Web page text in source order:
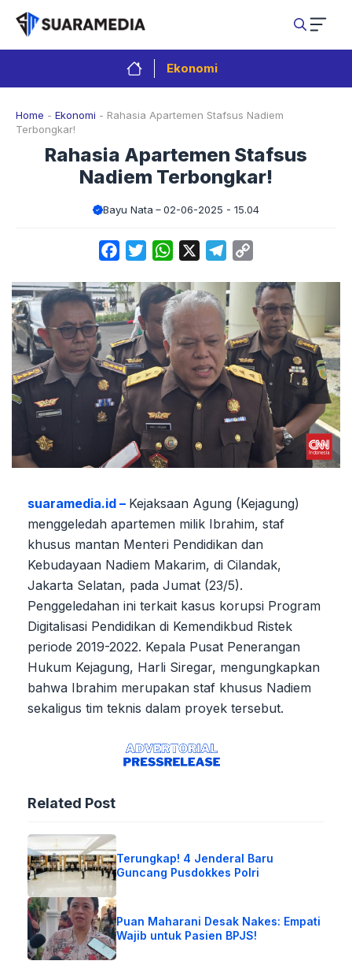
Langsung
isi
Ekonomi
Home - Ekonomi - Rahasia Apartemen Stafsus Nadiem
Terbongkar!
Rahasia Apartemen Stafsus
Nadiem Terbongkar!
Bayu Nata 02-06-2025 - 15.04
FacebookTwitterWhatsApp Telegram
suaramedia.id – Kejaksaan Agung (Kejagung)
menggeledah apartemen milik Ibrahim, staf
khusus mantan Menteri Pendidikan dan
Kebudayaan Nadiem Makarim, di Cilandak,
Jakarta Selatan, pada Jumat (23/5).
Penggeledahan ini terkait kasus korupsi Program
Digitalisasi Pendidikan di Kemendikbud Ristek
periode 2019-2022. Kepala Pusat Penerangan
Hukum Kejagung, Harli Siregar, mengungkapkan
bahwa Ibrahim merupakan staf khusus Nadiem
sekaligus tim teknis dalam proyek tersebut.
Related Post
Terungkap! 4 Jenderal Baru
Guncang Pusdokkes Polri
Puan Maharani Desak Nakes: Empati
Wajib untuk Pasien BPJS!